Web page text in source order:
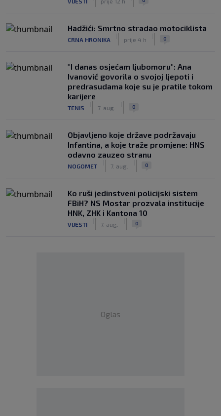
Hadžići: Smrtno stradao motociklista
CRNA HRONIKA prije 4 h 0
"I danas osjećam ljubomoru": Ana
Ivanović govorila o svojoj ljepoti i
predrasudama koje su je pratile tokom
karijere
TENIS 7. aug. 0
Objavljeno koje države podržavaju
Infantina, a koje traže promjene: HNS
odavno zauzeo stranu
NOGOMET 7. aug. 0
Ko ruši jedinstveni policijski sistem
FBiH? NS Mostar prozvala institucije
HNK, ZHK i Kantona 10
VIJESTI 7. aug. 0
Oglas